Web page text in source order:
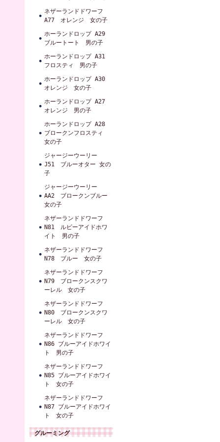
ネザーランドドワーフ
A77 オレンジ 女の子
ホーランドロップ A29
ブルートート 男の子
ホーランドロップ A31
フロスティ 男の子
ホーランドロップ A30
オレンジ 女の子
ホーランドロップ A27
オレンジ 男の子
ホーランドロップ A28
ブロークンフロスティ
女の子
ジャージーウーリー
J51 ブルーオター 女の
子
ジャージーウーリー
AA2 ブロークンブルー
女の子
ネザーランドドワーフ
N81 ルビーアイドホワ
イト 男の子
ネザーランドドワーフ
N78 ブルー 女の子
ネザーランドドワーフ
N79 ブロークンスクワ
ーレル 女の子
ネザーランドドワーフ
N80 ブロークンスクワ
ーレル 女の子
ネザーランドドワーフ
N86 ブルーアイドホワイ
ト 男の子
ネザーランドドワーフ
N85 ブルーアイドホワイ
ト 女の子
ネザーランドドワーフ
N87 ブルーアイドホワイ
ト 女の子
グルーミング